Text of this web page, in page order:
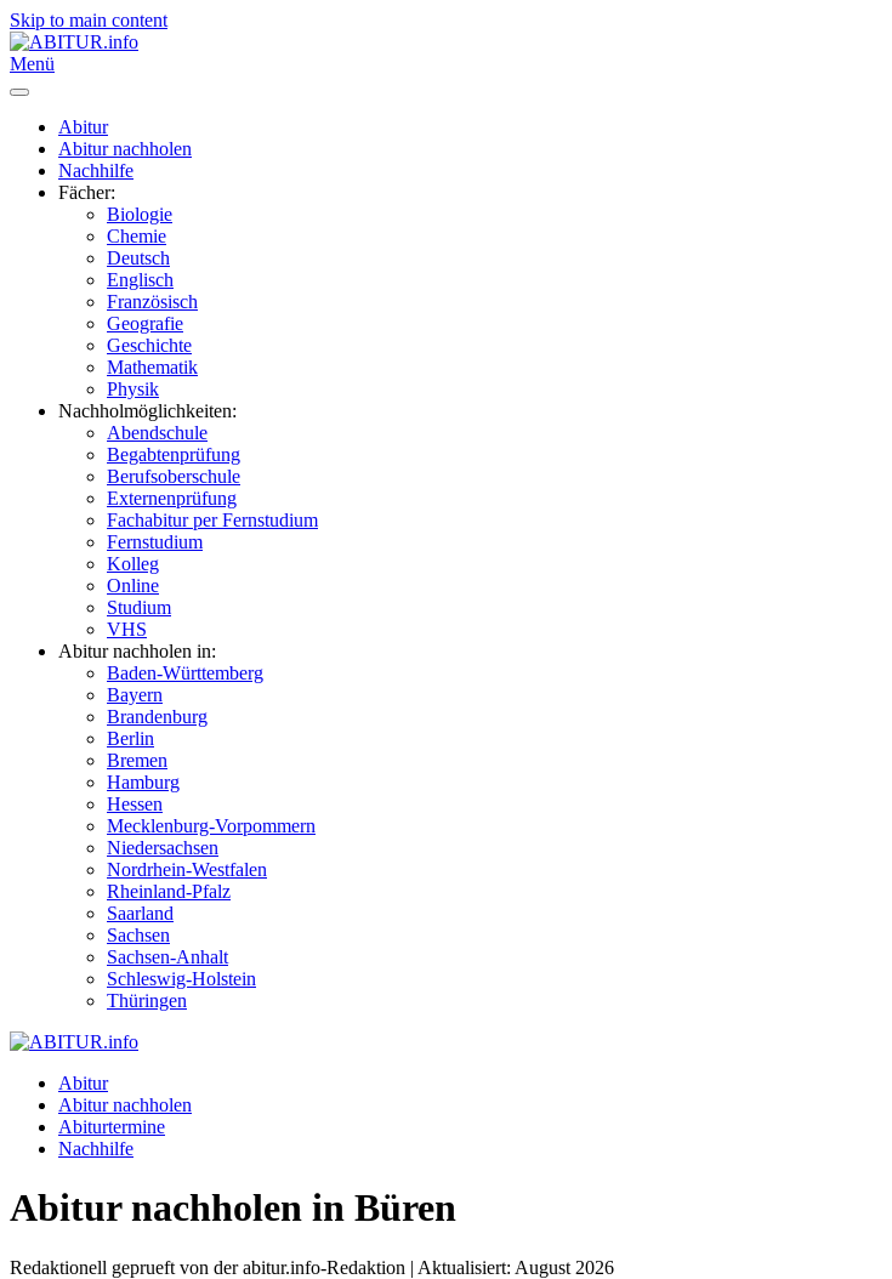
Skip to main content
Menü
Abitur
Abitur nachholen
Nachhilfe
Fächer:
Biologie
Chemie
Deutsch
Englisch
Französisch
Geografie
Geschichte
Mathematik
Physik
Nachholmöglichkeiten:
Abendschule
Begabtenprüfung
Berufsoberschule
Externenprüfung
Fachabitur per Fernstudium
Fernstudium
Kolleg
Online
Studium
VHS
Abitur nachholen in:
Baden-Württemberg
Bayern
Brandenburg
Berlin
Bremen
Hamburg
Hessen
Mecklenburg-Vorpommern
Niedersachsen
Nordrhein-Westfalen
Rheinland-Pfalz
Saarland
Sachsen
Sachsen-Anhalt
Schleswig-Holstein
Thüringen
Abitur
Abitur nachholen
Abiturtermine
Nachhilfe
Abitur nachholen in Büren
Redaktionell geprueft von der abitur.info-Redaktion | Aktualisiert: August 2026